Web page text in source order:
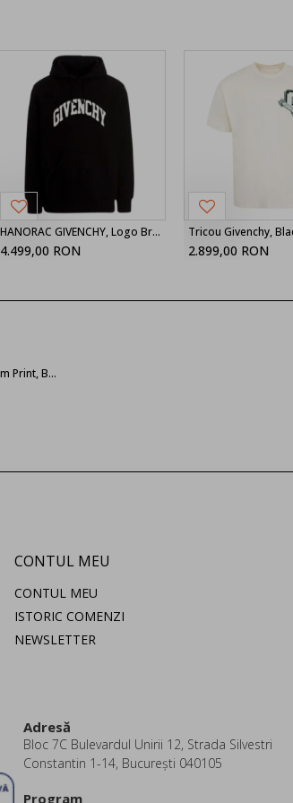
HANORAC GIVENCHY, Logo Brand BMJ0CQ3YAA001
4.499,00 RON 2.899,00 RON
Tricou Givenchy, Monogram Print, Black
CONTUL MEU
CONTUL MEU
ISTORIC COMENZI
NEWSLETTER
Adresă
Bloc 7C Bulevardul Unirii 12, Strada Silvestri
Constantin 1-14, București 040105
Program